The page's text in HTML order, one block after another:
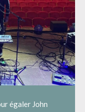
égaler John